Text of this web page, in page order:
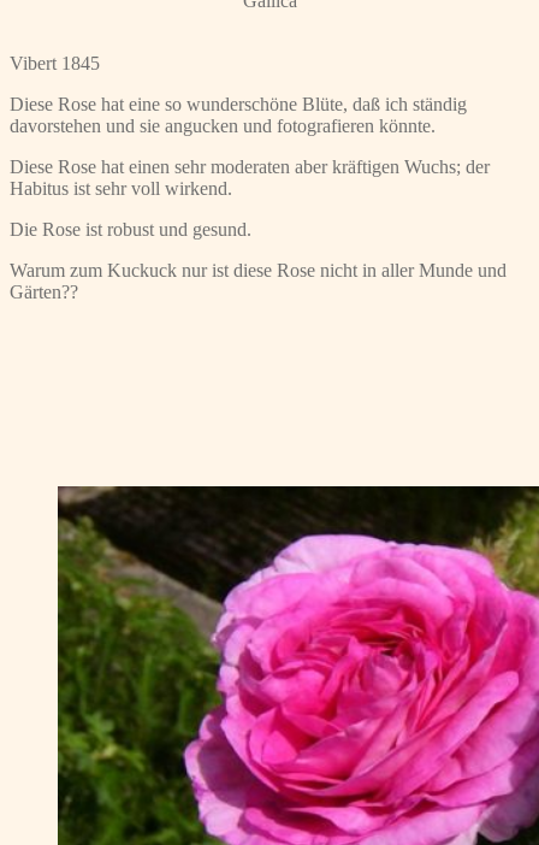
Vibert 1845
Diese Rose hat eine so wunderschöne Blüte, daß ich ständig
davorstehen und sie angucken und fotografieren könnte.
Diese Rose hat einen sehr moderaten aber kräftigen Wuchs; der
Habitus ist sehr voll wirkend.
Die Rose ist robust und gesund.
Warum zum Kuckuck nur ist diese Rose nicht in aller Munde und
Gärten??